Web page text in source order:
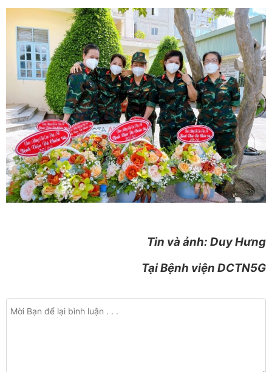
Tin và ảnh: Duy Hưng
Tại Bệnh viện DCTN5G